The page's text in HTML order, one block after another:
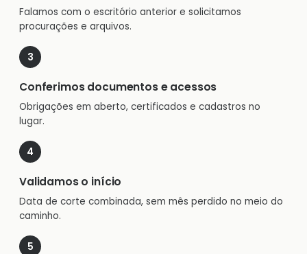
Falamos com o escritório anterior e solicitamos
procurações e arquivos.
Conferimos documentos e acessos
Obrigações em aberto, certificados e cadastros no
lugar.
Validamos o início
Data de corte combinada, sem mês perdido no meio do
caminho.